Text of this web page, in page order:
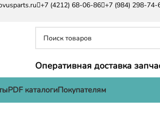
+7 (4212) 68-06-86 +7 (984) 298-74-
Оперативная доставка
PDF каталогиПокупателям